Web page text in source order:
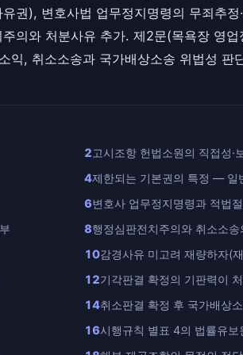
권), 변호사법 업무정지명령의 무죄추
의와 처분사유 추가. 제2문(목욕장 영
익, 취소소송과 국가배상소송 위법성 판
2고시조항 헌법소원의 직접성·
4제한되는 기본권의 특정 — 일
6변호사 업무정지명령과 적법
8행정심판전치주의와 취소소
10감경사유 미고려 재량하자(
12기각판결 확정의 기판력이
14취소판결 확정 후 국가배상
16시행규칙 별표 4의 법률유보